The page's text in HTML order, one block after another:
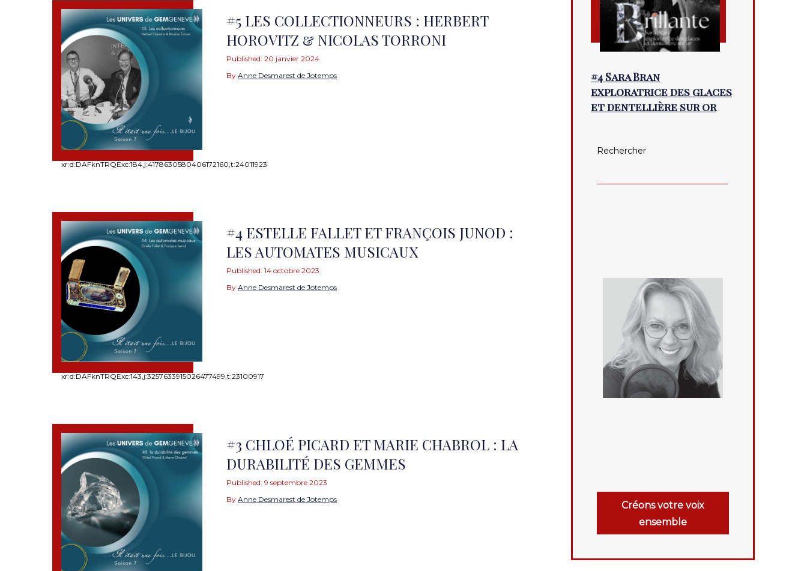
xr:d:DAFknTRQExc:184,j:4178630580406172160,t:24011923
#5 LES COLLECTIONNEURS : HERBERT
HOROVITZ & NICOLAS TORRONI
Published: 20 janvier 2024
By Anne Desmarest de Jotemps
xr:d:DAFknTRQExc:143,j:3257633915026477499,t:23100917
#4 ESTELLE FALLET ET FRANÇOIS JUNOD :
LES AUTOMATES MUSICAUX
Published: 14 octobre 2023
By Anne Desmarest de Jotemps
#3 CHLOÉ PICARD ET MARIE CHABROL : LA
DURABILITÉ DES GEMMES
Published: 9 septembre 2023
By Anne Desmarest de Jotemps
#4 Sara Bran
exploratrice des glaces
et dentellière sur or
Rechercher
Créons votre voix
ensemble